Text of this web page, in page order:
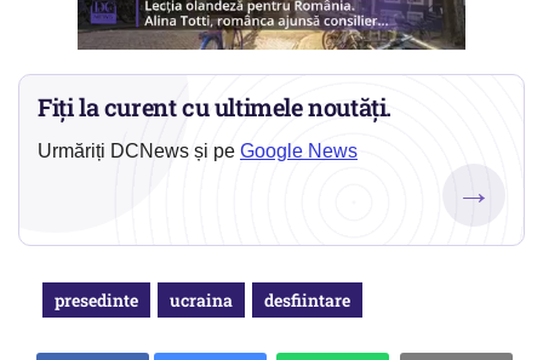
Fiți la curent cu ultimele noutăți.
Urmăriți DCNews și pe Google News
→
presedinte ucraina desfiintare